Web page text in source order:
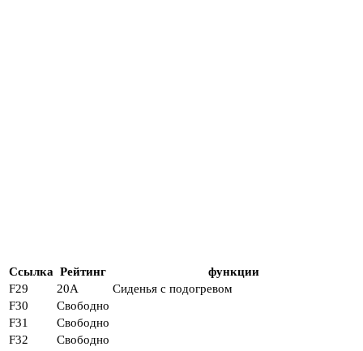
Ссылка Рейтинг
функции
F29
20А
Сиденья с подогревом
F30
Свободно
F31
Свободно
F32
Свободно